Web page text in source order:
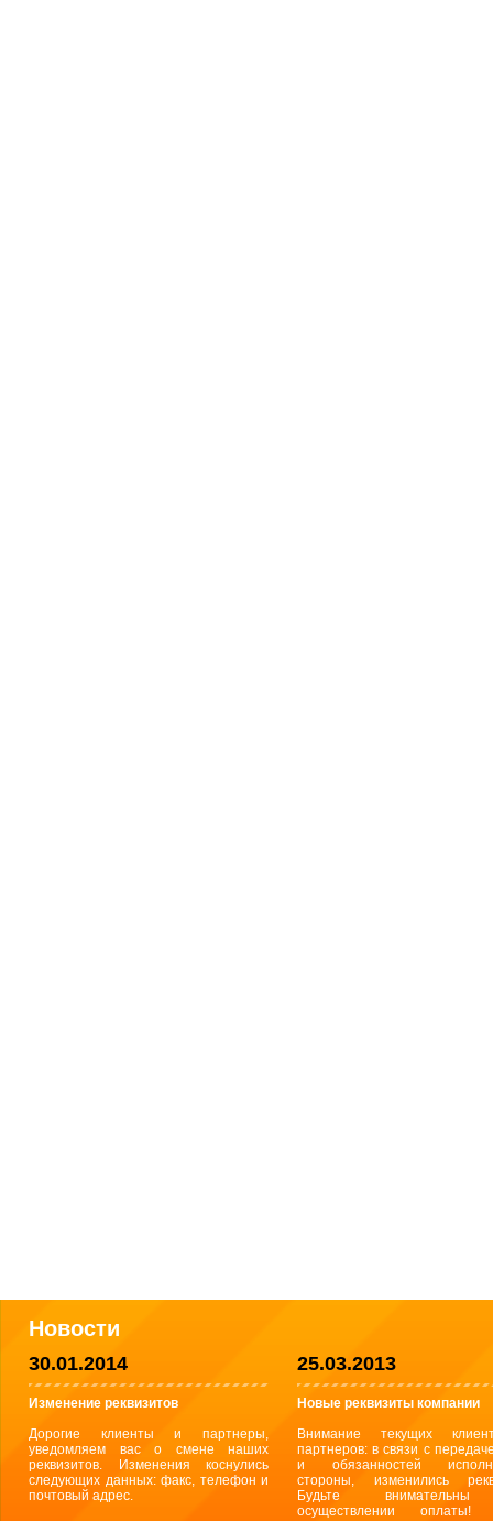
Новости
30.01.2014
Изменение реквизитов
Дорогие клиенты и партнеры,
уведомляем вас о смене наших
реквизитов. Изменения коснулись
следующих данных: факс, телефон и
почтовый адрес.
25.03.2013
Новые реквизиты компании
Внимание текущих
партнеров: в связи с
и обязанностей
стороны, изменились
Будьте
осуществлении оплаты!